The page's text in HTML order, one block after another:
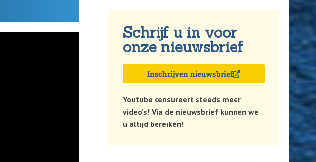
Schrijf u in voor
onze nieuwsbrief
Inschrijven nieuwsbrief
Youtube censureert steeds meer
video’s! Via de nieuwsbrief kunnen we
u altijd bereiken!